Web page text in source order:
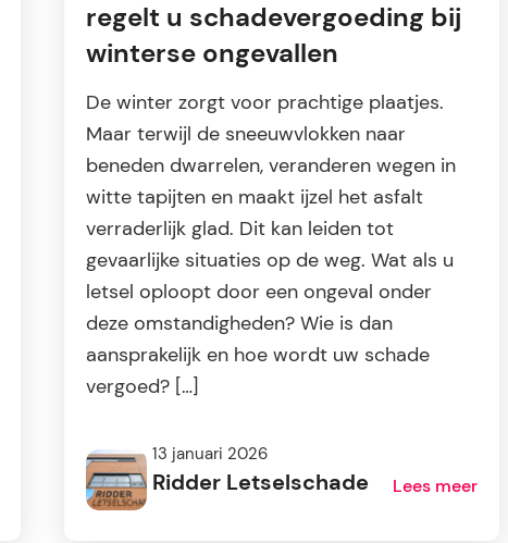
regelt u schadevergoeding bij
winterse ongevallen
De winter zorgt voor prachtige plaatjes.
Maar terwijl de sneeuwvlokken naar
beneden dwarrelen, veranderen wegen in
witte tapijten en maakt ijzel het asfalt
verraderlijk glad. Dit kan leiden tot
gevaarlijke situaties op de weg. Wat als u
letsel oploopt door een ongeval onder
deze omstandigheden? Wie is dan
aansprakelijk en hoe wordt uw schade
vergoed? […]
13 januari 2026
Ridder Letselschade Lees meer